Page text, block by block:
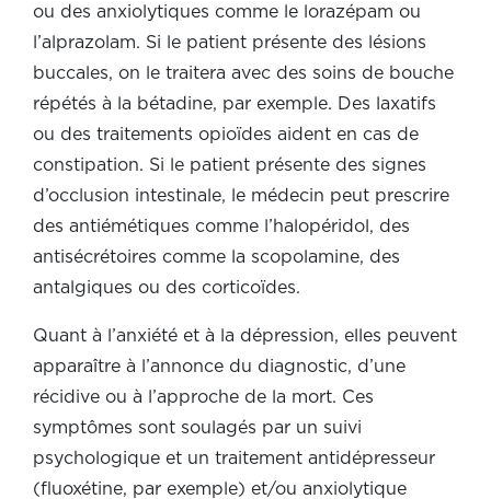
ou des anxiolytiques comme le lorazépam ou
l’alprazolam. Si le patient présente des lésions
buccales, on le traitera avec des soins de bouche
répétés à la bétadine, par exemple. Des laxatifs
ou des traitements opioïdes aident en cas de
constipation. Si le patient présente des signes
d’occlusion intestinale, le médecin peut prescrire
des antiémétiques comme l’halopéridol, des
antisécrétoires comme la scopolamine, des
antalgiques ou des corticoïdes.
Quant à l’anxiété et à la dépression, elles peuvent
apparaître à l’annonce du diagnostic, d’une
récidive ou à l’approche de la mort. Ces
symptômes sont soulagés par un suivi
psychologique et un traitement antidépresseur
(fluoxétine, par exemple) et/ou anxiolytique